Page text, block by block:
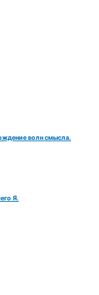
волн смысла.
Я.